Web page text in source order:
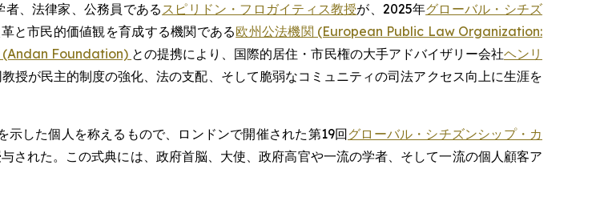
、法律家、公務員であるスピリドン・フロガイティス教授が、2025年グローバル・シチズ
と市民的価値観を育成する機関である欧州公法機関 (European Public Law Organization:
(Andan Foundation) との提携により、国際的居住・市民権の大手アドバイザリー会社ヘンリ
授が民主的制度の強化、法の支配、そして脆弱なコミュニティの司法アクセス向上に生涯を
した個人を称えるもので、ロンドンで開催された第19回グローバル・シチズンシップ・カ
された。この式典には、政府首脳、大使、政府高官や一流の学者、そして一流の個人顧客ア